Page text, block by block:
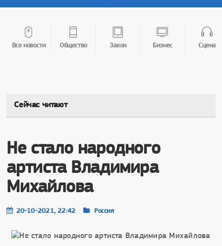
Все новости Общество Закон Бизнес Сцена
Сейчас читают
Не стало народного
артиста Владимира
Михайлова
20-10-2021, 22:42 Россия